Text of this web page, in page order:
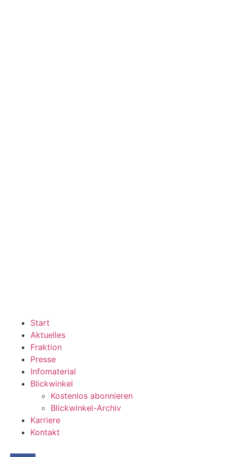
Start
Aktuelles
Fraktion
Presse
Infomaterial
Blickwinkel
Kostenlos abonnieren
Blickwinkel-Archiv
Karriere
Kontakt